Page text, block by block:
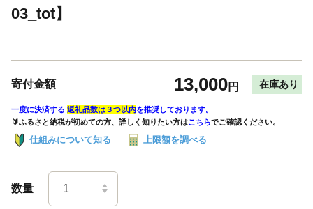
03_tot】
寄付金額 13,000円 在庫あり
一度に決済する 返礼品数は３つ以内を推奨しております。
🔰ふるさと納税が初めての方、詳しく知りたい方はこちらでご確認ください。
仕組みについて知る 上限額を調べる
数量